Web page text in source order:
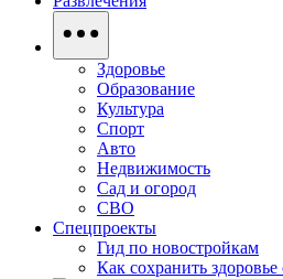
Здоровье
Образование
Культура
Спорт
Авто
Недвижимость
Сад и огород
СВО
Спецпроекты
Гид по новостройкам
Как сохранить